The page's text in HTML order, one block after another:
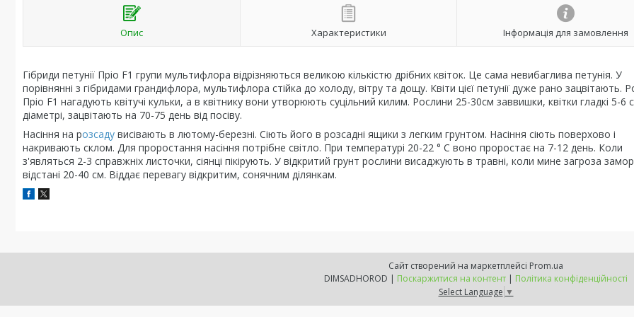
Опис Характеристики Інформація для замовлення
Гібриди петунії Пріо F1 групи мультифлора відрізняються великою кількістю дрібних квіток. Це сама невибаглива петунія. У
порівнянні з гібридами грандифлора, мультифлора стійка до холоду, вітру та дощу. Квіти цієї петунії дуже рано зацвітають.
Пріо F1 нагадують квітучі кульки, а в квітнику вони утворюють суцільний килим. Рослини 25-30см заввишки, квітки гладкі 5-6
діаметрі, зацвітають на 70-75 день від посіву.
Насіння на розсаду висівають в лютому-березні. Сіють його в розсадні ящики з легким грунтом. Насіння сіють поверхово і
накривають склом. Для проростання насіння потрібне світло. При температурі 20-22 ° С воно проростає на 7-12 день. Коли
з'являться 2-3 справжніх листочки, сіянці пікірують. У відкритий грунт рослини висаджують в травні, коли мине загроза
відстані 20-40 см. Віддає перевагу відкритим, сонячним ділянкам.
Сайт створений на маркетплейсі Prom.ua
DIMSADHOROD | Поскаржитися на контент | Політика конфіденційності
Select Language ▼